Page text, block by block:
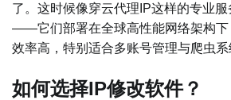
了。这时候像穿云代理IP这样的专业
——它们部署在全球高性能网络架构下
效率高，特别适合多账号管理与爬虫系
如何选择IP修改软件？